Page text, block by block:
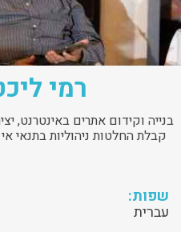
רמי
בנייה וקידום אתרים באינטרנט,
קבלת החלטות ניהוליות בתנאי
שפות:
עברית